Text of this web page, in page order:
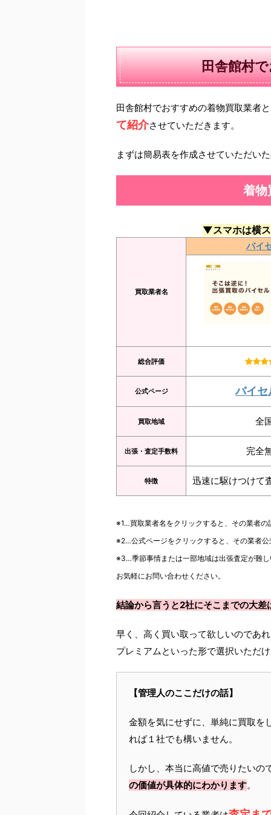
田舎館村
田舎館村でおすすめの着物買取業者
て紹介させていただきます。
まずは簡易表を作成させていただい
着物
▼スマホは横
買取業者名
バイ
総合評価
公式ページ バイセ
買取地域 全
出張・査定手数料 完全
特徴 迅速に駆けつけて
※1…買取業者名をクリックすると、その業者
※2…公式ページをクリックすると、その業者
※3…季節事情または一部地域は出張査定が難
お気軽にお問い合わせください。
結論から言うと2社にそこまでの大差
早く、高く買い取って欲しいのであ
プレミアムといった形で選択いただ
【管理人のここだけの話】
金額を気にせずに、単純に買取を
れば１社でも構いません。
しかし、本当に高値で売りたいの
の価値が具体的にわかります。